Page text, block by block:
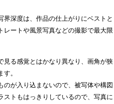
深度は、作品の仕上がりにベストと
レートや風景写真などの撮影で最大限
見る感覚とはかなり異なり、画角が狭
。
のが入り込まないので、被写体や構図
ストもはっきりしているので、写真に